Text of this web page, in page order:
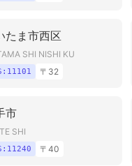
たま市西区
SHI NISHI KU
11101 〒 32
市
SHI
11240 〒40